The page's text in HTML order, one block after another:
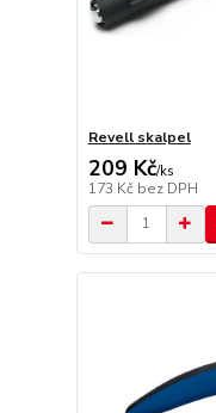
Revell skalpel
209 Kč/ks
173 Kč bez DPH